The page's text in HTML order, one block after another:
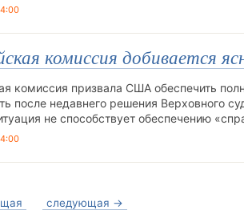
комиссия добивается
комиссия призвала США обеспечить
после недавнего решения Верховного
не способствует обеспечению
следующая →